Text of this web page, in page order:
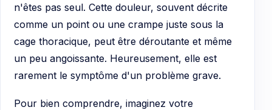
n'êtes pas seul. Cette douleur, souvent décrite
comme un point ou une crampe juste sous la
cage thoracique, peut être déroutante et même
un peu angoissante. Heureusement, elle est
rarement le symptôme d'un problème grave.
Pour bien comprendre, imaginez votre